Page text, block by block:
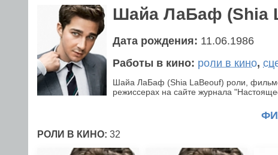
Шайа ЛаБаф (Shia
Дата рождения: 11.06.1986
Работы в кино: роли в кино,
Шайа ЛаБаф (Shia LaBeouf) роли,
режиссерах на сайте журнала
РОЛИ В КИНО: 32